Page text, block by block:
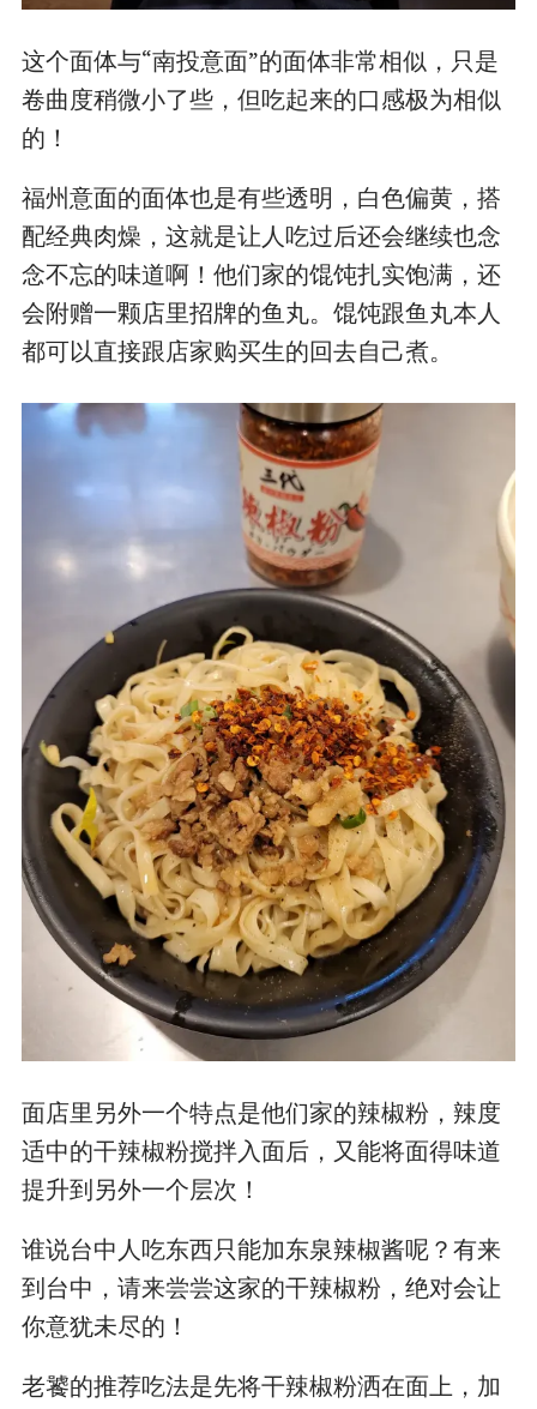
这个面体与“南投意面”的面体非常相似，只是
卷曲度稍微小了些，但吃起来的口感极为相似
的！
福州意面的面体也是有些透明，白色偏黄，搭
配经典肉燥，这就是让人吃过后还会继续也念
念不忘的味道啊！他们家的馄饨扎实饱满，还
会附赠一颗店里招牌的鱼丸。馄饨跟鱼丸本人
都可以直接跟店家购买生的回去自己煮。
面店里另外一个特点是他们家的辣椒粉，辣度
适中的干辣椒粉搅拌入面后，又能将面得味道
提升到另外一个层次！
谁说台中人吃东西只能加东泉辣椒酱呢？有来
到台中，请来尝尝这家的干辣椒粉，绝对会让
你意犹未尽的！
老饕的推荐吃法是先将干辣椒粉洒在面上，加